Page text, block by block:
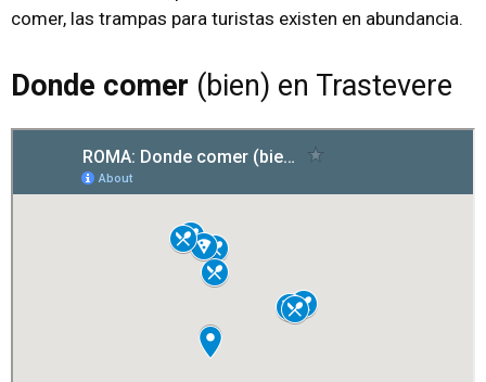
comer, las trampas para turistas existen en abundancia.
Donde comer (bien) en Trastevere